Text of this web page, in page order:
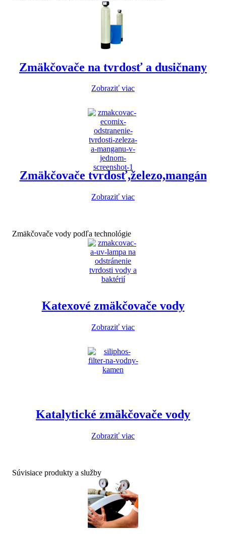
Zmäkčovače na tvrdosť a dusičnany
Zobraziť viac
Zmäkčovače tvrdosť,železo,mangán
Zobraziť viac
Zmäkčovače vody podľa technológie
Katexové zmäkčovače vody
Zobraziť viac
Katalytické zmäkčovače vody
Zobraziť viac
Súvisiace produkty a služby